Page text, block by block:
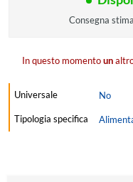
Consegna
In questo momentoun
Universale No
Tipologia specifica